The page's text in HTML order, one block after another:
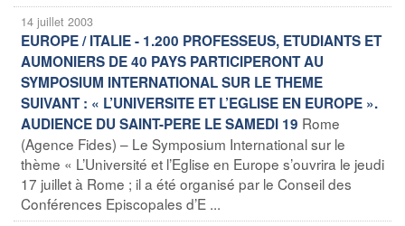
14 juillet 2003
EUROPE / ITALIE - 1.200 PROFESSEUS, ETUDIANTS ET
AUMONIERS DE 40 PAYS PARTICIPERONT AU
SYMPOSIUM INTERNATIONAL SUR LE THEME
SUIVANT : « L’UNIVERSITE ET L’EGLISE EN EUROPE ».
AUDIENCE DU SAINT-PERE LE SAMEDI 19 Rome
(Agence Fides) – Le Symposium International sur le
thème « L’Université et l’Eglise en Europe s’ouvrira le jeudi
17 juillet à Rome ; il a été organisé par le Conseil des
Conférences Episcopales d’E ...